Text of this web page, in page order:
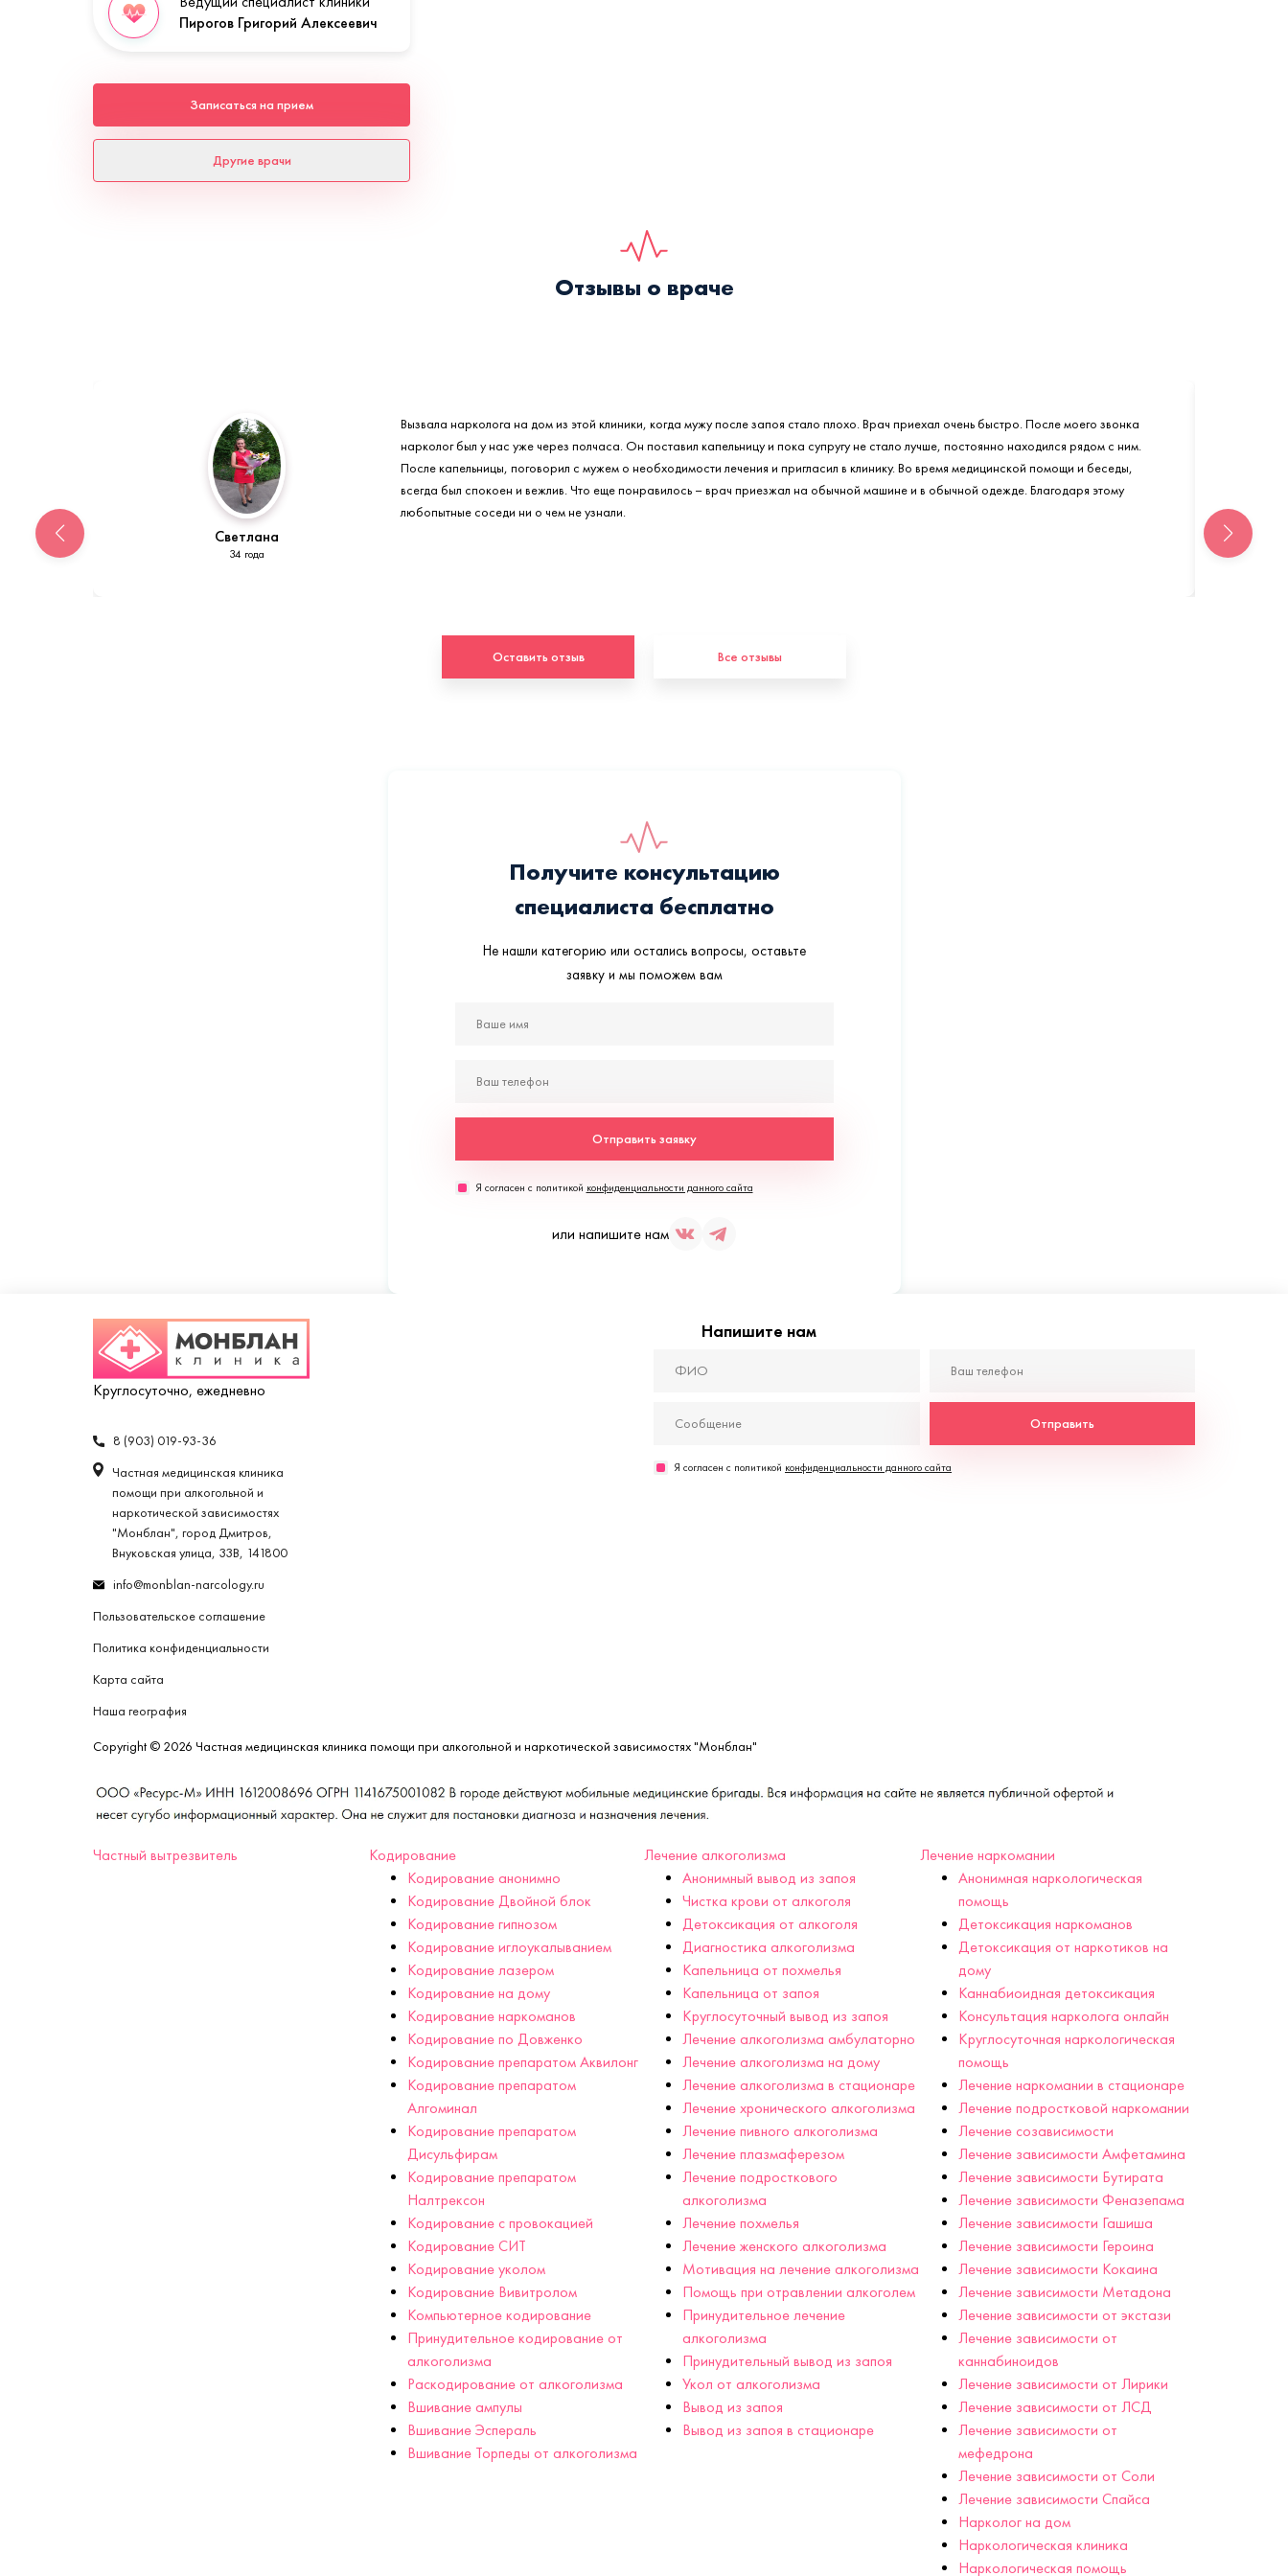
Пирогов Григорий Алексеевич
Записаться на прием
Другие врачи
Отзывы о враче
Светлана
34 года
Вызвала нарколога на дом из этой клиники, когда мужу после запоя стало плохо. Врач приехал очень быстро. После моего звонка
нарколог был у нас уже через полчаса. Он поставил капельницу и пока супругу не стало лучше, постоянно находился рядом с ним.
После капельницы, поговорил с мужем о необходимости лечения и пригласил в клинику. Во время медицинской помощи и беседы,
всегда был спокоен и вежлив. Что еще понравилось – врач приезжал на обычной машине и в обычной одежде. Благодаря этому
любопытные соседи ни о чем не узнали.
Оставить отзыв Все отзывы
Получите консультацию
специалиста бесплатно
Не нашли категорию или остались вопросы, оставьте
заявку и мы поможем вам
Отправить заявку
Я согласен с политикой конфиденциальности данного сайта
или напишите нам
Круглосуточно, ежедневно
8 (903) 019-93-36
Частная медицинская клиника
помощи при алкогольной и
наркотической зависимостях
"Монблан", город Дмитров,
Внуковская улица, 33В, 141800
info@monblan-narcology.ru
Пользовательское соглашение
Политика конфиденциальности
Карта сайта
Наша география
Напишите нам
Отправить
Я согласен с политикой конфиденциальности данного сайта
Copyright © 2026 Частная медицинская клиника помощи при алкогольной и наркотической зависимостях "Монблан"
Частный вытрезвитель
Кодирование
Кодирование анонимно
Кодирование Двойной блок
Кодирование гипнозом
Кодирование иглоукалыванием
Кодирование лазером
Кодирование на дому
Кодирование наркоманов
Кодирование по Довженко
Кодирование препаратом Аквилонг
Кодирование препаратом
Алгоминал
Кодирование препаратом
Дисульфирам
Кодирование препаратом
Налтрексон
Кодирование с провокацией
Кодирование СИТ
Кодирование уколом
Кодирование Вивитролом
Компьютерное кодирование
Принудительное кодирование от
алкоголизма
Раскодирование от алкоголизма
Вшивание ампулы
Вшивание Эспераль
Вшивание Торпеды от алкоголизма
Лечение алкоголизма
Анонимный вывод из запоя
Чистка крови от алкоголя
Детоксикация от алкоголя
Диагностика алкоголизма
Капельница от похмелья
Капельница от запоя
Круглосуточный вывод из запоя
Лечение алкоголизма амбулаторно
Лечение алкоголизма на дому
Лечение алкоголизма в стационаре
Лечение хронического алкоголизма
Лечение пивного алкоголизма
Лечение плазмаферезом
Лечение подросткового
алкоголизма
Лечение похмелья
Лечение женского алкоголизма
Мотивация на лечение алкоголизма
Помощь при отравлении алкоголем
Принудительное лечение
алкоголизма
Принудительный вывод из запоя
Укол от алкоголизма
Вывод из запоя
Вывод из запоя в стационаре
Лечение наркомании
Анонимная наркологическая
помощь
Детоксикация наркоманов
Детоксикация от наркотиков на
дому
Каннабиоидная детоксикация
Консультация нарколога онлайн
Круглосуточная наркологическая
помощь
Лечение наркомании в стационаре
Лечение подростковой наркомании
Лечение созависимости
Лечение зависимости Амфетамина
Лечение зависимости Бутирата
Лечение зависимости Феназепама
Лечение зависимости Гашиша
Лечение зависимости Героина
Лечение зависимости Кокаина
Лечение зависимости Метадона
Лечение зависимости от экстази
Лечение зависимости от
каннабиноидов
Лечение зависимости от Лирики
Лечение зависимости от ЛСД
Лечение зависимости от
мефедрона
Лечение зависимости от Соли
Лечение зависимости Спайса
Нарколог на дом
Наркологическая клиника
Наркологическая помощь